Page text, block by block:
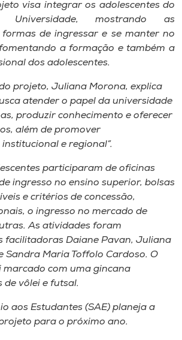
visa integrar os adolescentes do
mostrando as
de ingressar e se manter no
a formação e também a
dos adolescentes.
projeto, Juliana Morona, explica
atender o papel da universidade
produzir conhecimento e oferecer
além de promover
e regional”.
participaram de oficinas
ingresso no ensino superior, bolsas
e critérios de concessão,
o ingresso no mercado de
As atividades foram
facilitadoras Daiane Pavan, Juliana
Sandra Maria Toffolo Cardoso. O
com uma gincana
de vôlei e futsal.
aos Estudantes (SAE) planeja a
para o próximo ano.